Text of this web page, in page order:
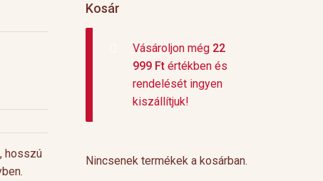
hosszú
Kosár
Vásároljon még 22
999 Ft értékben és
rendelését ingyen
kiszállítjuk!
Nincsenek termékek a kosárban.